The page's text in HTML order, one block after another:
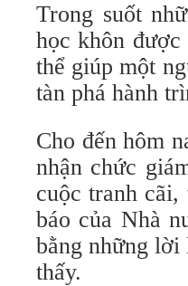
Trong suốt
học khôn
thể giúp một
tàn phá hành
Cho đến hôm
nhận chức
cuộc tranh
báo của Nhà
bằng những
thấy.